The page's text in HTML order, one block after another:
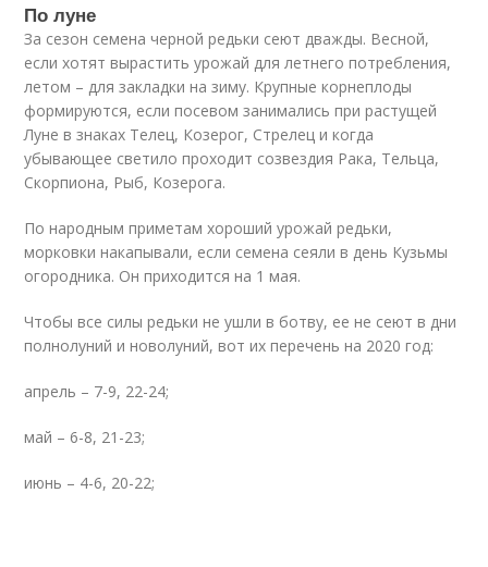
По луне
За сезон семена черной редьки сеют дважды. Весной,
если хотят вырастить урожай для летнего потребления,
летом – для закладки на зиму. Крупные корнеплоды
формируются, если посевом занимались при растущей
Луне в знаках Телец, Козерог, Стрелец и когда
убывающее светило проходит созвездия Рака, Тельца,
Скорпиона, Рыб, Козерога.
По народным приметам хороший урожай редьки,
морковки накапывали, если семена сеяли в день Кузьмы
огородника. Он приходится на 1 мая.
Чтобы все силы редьки не ушли в ботву, ее не сеют в дни
полнолуний и новолуний, вот их перечень на 2020 год:
апрель – 7-9, 22-24;
май – 6-8, 21-23;
июнь – 4-6, 20-22;